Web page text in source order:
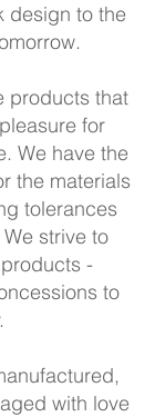
design to the
products that
for
We have the
the materials
tolerances
strive to
-
to
with love